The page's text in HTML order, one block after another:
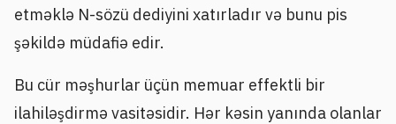
etməklə N-sözü dediyini xatırladır və bunu pis
şəkildə müdafiə edir.
Bu cür məşhurlar üçün memuar effektli bir
ilahiləşdirmə vasitəsidir. Hər kəsin yanında olanlar